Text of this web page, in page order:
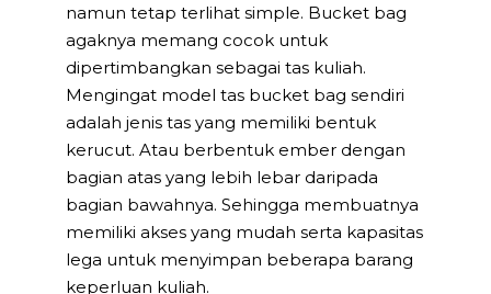
namun tetap terlihat simple. Bucket bag
agaknya memang cocok untuk
dipertimbangkan sebagai tas kuliah.
Mengingat model tas bucket bag sendiri
adalah jenis tas yang memiliki bentuk
kerucut. Atau berbentuk ember dengan
bagian atas yang lebih lebar daripada
bagian bawahnya. Sehingga membuatnya
memiliki akses yang mudah serta kapasitas
lega untuk menyimpan beberapa barang
keperluan kuliah.